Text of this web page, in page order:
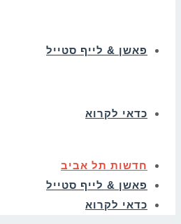
פאשן & לייף סטייל
כדאי לקרוא
חדשות תל אביב
פאשן & לייף סטייל
כדאי לקרוא